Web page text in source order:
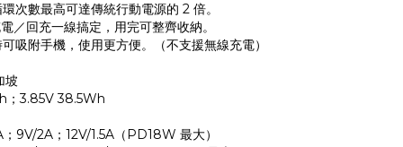
次數最高可達傳統行動電源的 2 倍。
／回充一線搞定，用完可整齊收納。
吸附手機，使用更方便。（不支援無線充電）
坡
；3.85V 38.5Wh
9V/2A；12V/1.5A（PD18W 最大）